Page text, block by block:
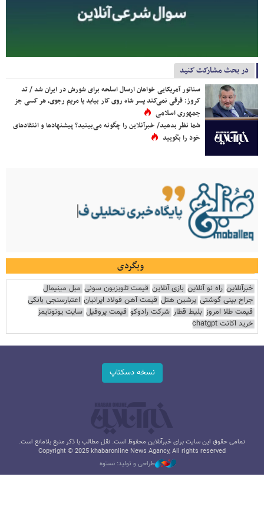
در بحث مشارکت کنید
سناتور آمریکایی خواهان ارسال اسلحه برای شورش در ایران شد / تد
کروز: فرقی نمی‌کند پسر شاه روی کار بیاید یا مریم رجوی، هر کسی جز
جمهوری اسلامی
شما نظر بدهید/ خبرآنلاین را چگونه می‌بینید؟ پیشنهادها و انتقادهای
خود را بگویید
وبگردی
خبرآنلاین راه نو آنلاین بازی آنلاین قیمت تلویزیون سونی مبل مینیمال
جراح بینی گوشتی پرشین هتل قیمت آهن فولاد ایرانیان اعتبارسنجی بانکی
قیمت طلا امروز بلیط قطار شرکت رادوکو قیمت پروفیل سایت یوتوتایمز
خرید اکانت chatgpt
نسخه دسکتاپ
تمامی حقوق این سایت برای خبرآنلاین محفوظ است. نقل مطالب با ذکر منبع بلامانع است.
Copyright © 2025 khabaronline News Agancy, All rights reserved
طراحی و تولید: نستوه